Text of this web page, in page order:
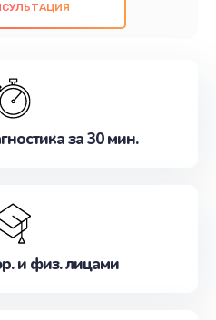
за 30 мин.
и физ. лицами